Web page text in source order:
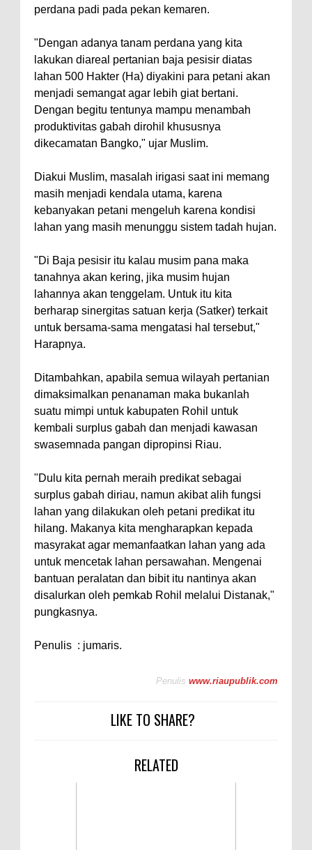
perdana padi pada pekan kemaren.
"Dengan adanya tanam perdana yang kita
lakukan diareal pertanian baja pesisir diatas
lahan 500 Hakter (Ha) diyakini para petani akan
menjadi semangat agar lebih giat bertani.
Dengan begitu tentunya mampu menambah
produktivitas gabah dirohil khususnya
dikecamatan Bangko," ujar Muslim.
Diakui Muslim, masalah irigasi saat ini memang
masih menjadi kendala utama, karena
kebanyakan petani mengeluh karena kondisi
lahan yang masih menunggu sistem tadah hujan.
"Di Baja pesisir itu kalau musim pana maka
tanahnya akan kering, jika musim hujan
lahannya akan tenggelam. Untuk itu kita
berharap sinergitas satuan kerja (Satker) terkait
untuk bersama-sama mengatasi hal tersebut,"
Harapnya.
Ditambahkan, apabila semua wilayah pertanian
dimaksimalkan penanaman maka bukanlah
suatu mimpi untuk kabupaten Rohil untuk
kembali surplus gabah dan menjadi kawasan
swasemnada pangan dipropinsi Riau.
"Dulu kita pernah meraih predikat sebagai
surplus gabah diriau, namun akibat alih fungsi
lahan yang dilakukan oleh petani predikat itu
hilang. Makanya kita mengharapkan kepada
masyrakat agar memanfaatkan lahan yang ada
untuk mencetak lahan persawahan. Mengenai
bantuan peralatan dan bibit itu nantinya akan
disalurkan oleh pemkab Rohil melalui Distanak,"
pungkasnya.
Penulis : jumaris.
Penulis www.riaupublik.com
LIKE TO SHARE?
RELATED